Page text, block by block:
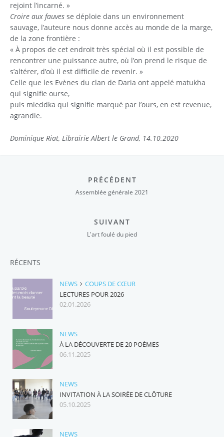
rejoint l’incarné. »
Croire aux fauves se déploie dans un environnement
sauvage, l’auteure nous donne accès au monde de la marge,
de la zone frontière :
« À propos de cet endroit très spécial où il est possible de
rencontrer une puissance autre, où l’on prend le risque de
s’altérer, d’où il est difficile de revenir. »
Celle que les Evènes du clan de Daria ont appelé matukha
qui signifie ourse,
puis mieddka qui signifie marqué par l’ours, en est revenue,
agrandie.
Dominique Riat, Librairie Albert le Grand, 14.10.2020
PRÉCÉDENT
Assemblée générale 2021
SUIVANT
L'art foulé du pied
RÉCENTS
NEWS
COUPS DE CŒUR
LECTURES POUR 2026
02.01.2026
NEWS
À LA DÉCOUVERTE DE 20 POÈMES
06.11.2025
NEWS
INVITATION À LA SOIRÉE DE CLÔTURE
05.10.2025
NEWS